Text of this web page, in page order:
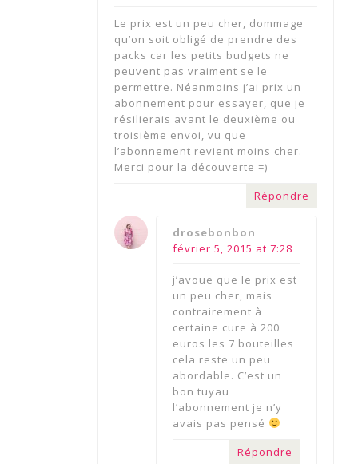
Le prix est un peu cher, dommage
qu’on soit obligé de prendre des
packs car les petits budgets ne
peuvent pas vraiment se le
permettre. Néanmoins j’ai prix un
abonnement pour essayer, que je
résilierais avant le deuxième ou
troisième envoi, vu que
l’abonnement revient moins cher.
Merci pour la découverte =)
Répondre
drosebonbon
février 5, 2015 at 7:28
j’avoue que le prix est
un peu cher, mais
contrairement à
certaine cure à 200
euros les 7 bouteilles
cela reste un peu
abordable. C’est un
bon tuyau
l’abonnement je n’y
avais pas pensé
Répondre